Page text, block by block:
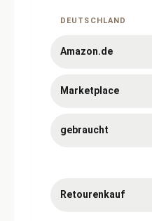
für
Android
DEUTSCHLAND
Amazon.de
Marketplace
gebraucht
Retourenkauf